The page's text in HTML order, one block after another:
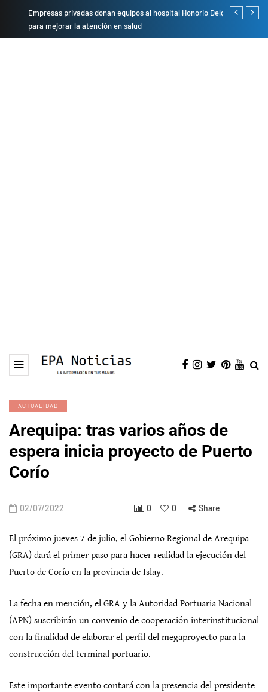
Empresas privadas donan equipos al hospital Honorio Delgado
para mejorar la atención en salud
Cambio de
ACTUALIDAD
Arequipa: tras varios años de
espera inicia proyecto de Puerto
Corío
02/07/2022 0 0 Share
El próximo jueves 7 de julio, el Gobierno Regional de Arequipa
(GRA) dará el primer paso para hacer realidad la ejecución del
Puerto de Corío en la provincia de Islay.
La fecha en mención, el GRA y la Autoridad Portuaria Nacional
(APN) suscribirán un convenio de cooperación interinstitucional
con la finalidad de elaborar el perfil del megaproyecto para la
construcción del terminal portuario.
Este importante evento contará con la presencia del presidente